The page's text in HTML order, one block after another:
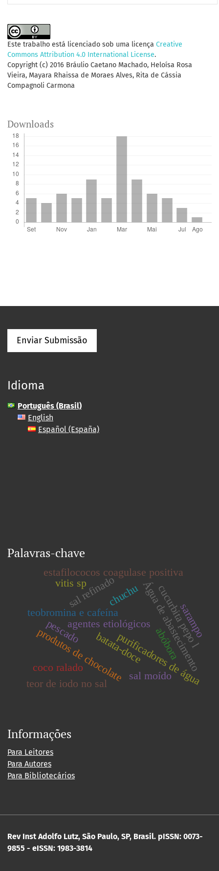
Este trabalho está licenciado sob uma licença Creative
Commons Attribution 4.0 International License.
Copyright (c) 2016 Bráulio Caetano Machado, Heloísa Rosa
Vieira, Mayara Rhaissa de Moraes Alves, Rita de Cássia
Compagnoli Carmona
Downloads
Enviar Submissão
Idioma
Português (Brasil)
English
Español (España)
Palavras-chave
pescadoagentes etiológicos
purificadores de água
Água de abastecimento
produtos de chocolate
teobromina e cafeína
sal refinado
sal moído
teor de iodo no sal
estafilococos coagulase positiva
cucurbita pepo l
abóbora
chuchu
batata-doce
vitis sp
coco ralado
sarampo
Informações
Para Leitores
Para Autores
Para Bibliotecários
Rev Inst Adolfo Lutz, São Paulo, SP, Brasil. pISSN: 0073-
9855 - eISSN: 1983-3814